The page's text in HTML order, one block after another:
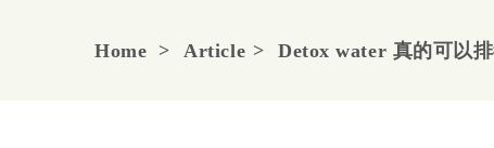
Home Article Detox water 真的可以